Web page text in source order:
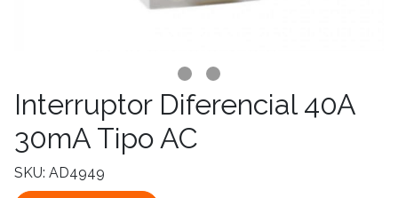
Interruptor Diferencial 40A
30mA Tipo AC
SKU: AD4949